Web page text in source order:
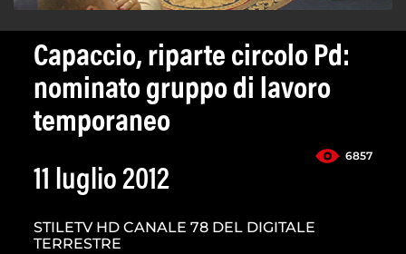
Capaccio, riparte circolo Pd:
nominato gruppo di lavoro
temporaneo
6857
11 luglio 2012
STILETV HD CANALE 78 DEL DIGITALE
TERRESTRE